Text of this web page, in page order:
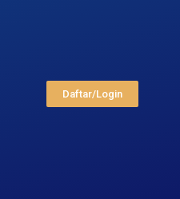
Daftar/Login